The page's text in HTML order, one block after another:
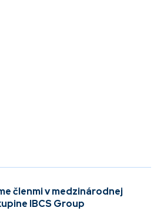
členmi v medzinárodnej
IBCS Group